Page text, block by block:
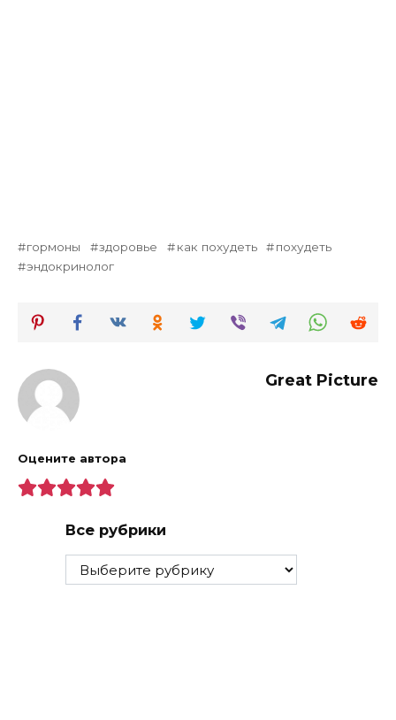
гормоны здоровье как похудеть
похудеть
эндокринолог
Great Picture
Оцените автора
Все рубрики
Все
рубрики